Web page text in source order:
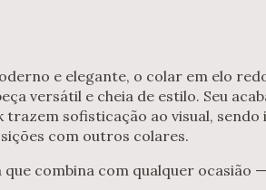
e elegante, o colar em elo
versátil e cheia de estilo. Seu
trazem sofisticação ao visual,
com outros colares.
combina com qualquer ocasião